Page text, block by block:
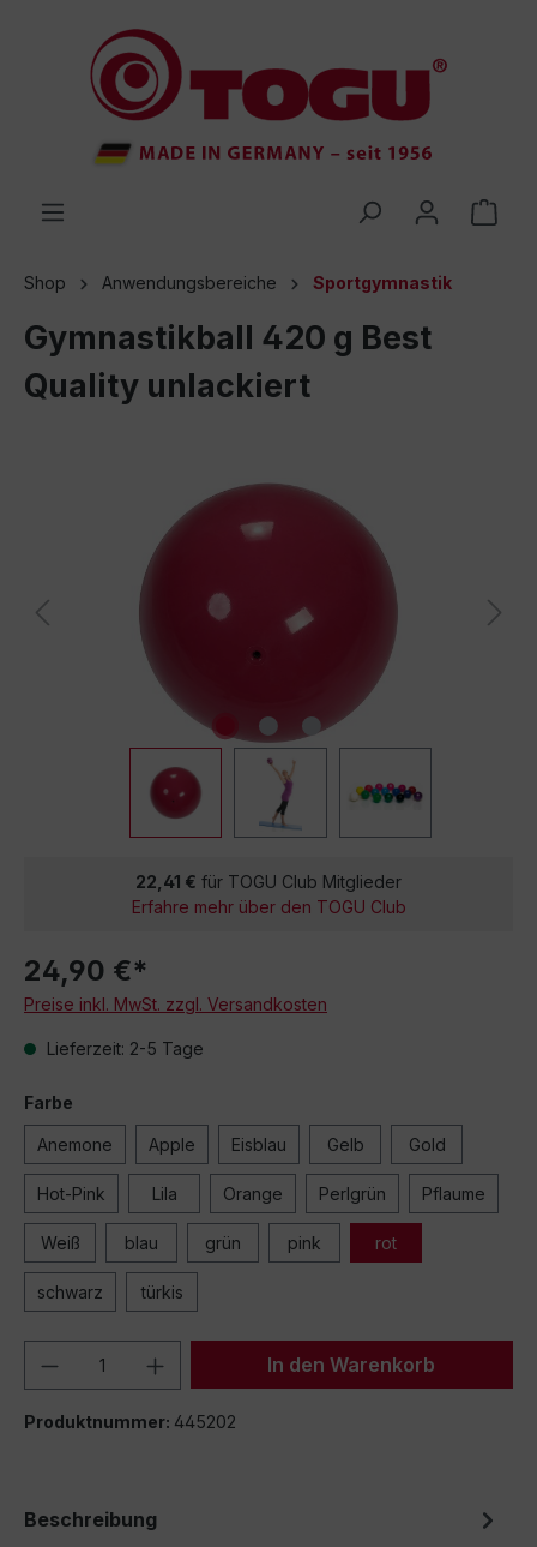
springen
Shop Anwendungsbereiche Sportgymnastik
Gymnastikball 420 g Best
Quality unlackiert
22,41 € für TOGU Club Mitglieder
Erfahre mehr über den TOGU Club
24,90 €*
Preise inkl. MwSt. zzgl. Versandkosten
Lieferzeit: 2-5 Tage
Farbe
Anemone Apple Eisblau Gelb Gold
Hot-Pink Lila Orange Perlgrün Pflaume
Weiß blau grün pink rot
schwarz türkis
Produkt Anzahl: Gib denIn den Warenkorb
Produktnummer: 445202
Beschreibung